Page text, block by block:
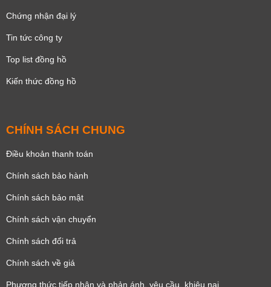
Chứng nhận đại lý
Tin tức công ty
Top list đồng hồ
Kiến thức đồng hồ
CHÍNH SÁCH CHUNG
Điều khoản thanh toán
Chính sách bảo hành
Chính sách bảo mật
Chính sách vận chuyển
Chính sách đổi trả
Chính sách về giá
Phương thức tiếp nhận và phản ánh, yêu cầu, khiêu nại